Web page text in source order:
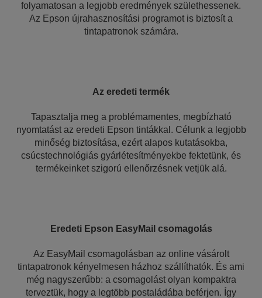
folyamatosan a legjobb eredmények születhessenek.
Az Epson újrahasznosítási programot is biztosít a
tintapatronok számára.
Az eredeti termék
Tapasztalja meg a problémamentes, megbízható
nyomtatást az eredeti Epson tintákkal. Célunk a legjobb
minőség biztosítása, ezért alapos kutatásokba,
csúcstechnológiás gyárlétesítményekbe fektetünk, és
termékeinket szigorú ellenőrzésnek vetjük alá.
Eredeti Epson EasyMail csomagolás
Az EasyMail csomagolásban az online vásárolt
tintapatronok kényelmesen házhoz szállíthatók. És ami
még nagyszerűbb: a csomagolást olyan kompaktra
terveztük, hogy a legtöbb postaládába beférjen. Így